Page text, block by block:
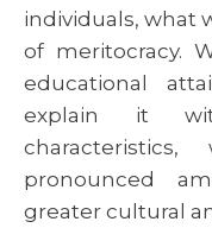
individuals, what
of meritocracy.
educational
explain it
pronounced
greater cultural